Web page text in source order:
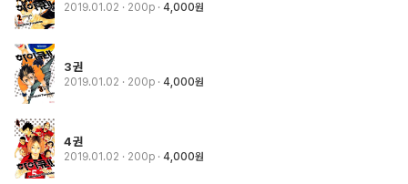
2019.01.02 · 200p 4,000원
3권
2019.01.02 · 200p 4,000원
4권
2019.01.02 · 200p 4,000원